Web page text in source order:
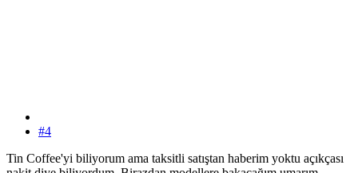
#4
Tin Coffee'yi biliyorum ama taksitli satıştan haberim yoktu açıkçası